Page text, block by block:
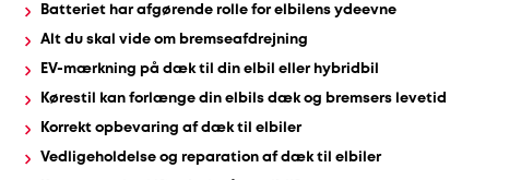
Batteriet har afgørende rolle for elbilens ydeevne
Alt du skal vide om bremseafdrejning
EV-mærkning på dæk til din elbil eller hybridbil
Kørestil kan forlænge din elbils dæk og bremsers levetid
Korrekt opbevaring af dæk til elbiler
Vedligeholdelse og reparation af dæk til elbiler